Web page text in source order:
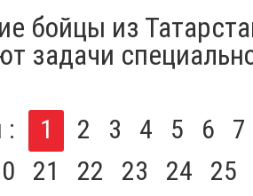
бойцы из
задачи
: 1 2 3 4 5 6
7
21 22 23 24
25